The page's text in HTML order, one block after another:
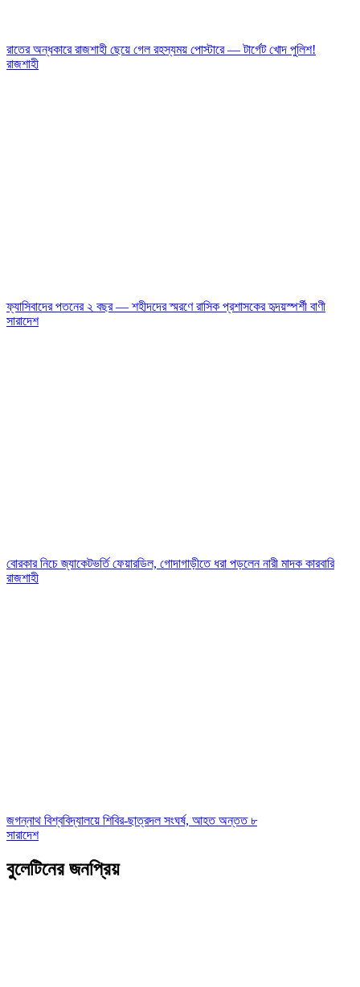
রাতের অন্ধকারে রাজশাহী ছেয়ে গেল রহস্যময় পোস্টারে — টার্গেট খোদ পুলিশ!
রাজশাহী
ফ্যাসিবাদের পতনের ২ বছর — শহীদদের স্মরণে রাসিক প্রশাসকের হৃদয়স্পর্শী বাণী
সারাদেশ
বোরকার নিচে জ্যাকেটভর্তি ফেয়ারডিল, গোদাগাড়ীতে ধরা পড়লেন নারী মাদক কারবারি
রাজশাহী
জগন্নাথ বিশ্ববিদ্যালয়ে শিবির-ছাত্রদল সংঘর্ষ, আহত অন্তত ৮
সারাদেশ
বুলেটিনের জনপ্রিয়